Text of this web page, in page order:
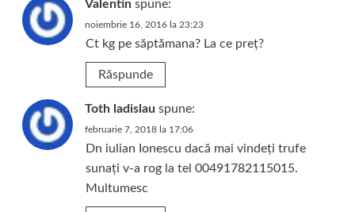
Valentin spune:
noiembrie 16, 2016 la 23:23
Ct kg pe săptămana? La ce preț?
Răspunde
Toth ladislau spune:
februarie 7, 2018 la 17:06
Dn iulian Ionescu dacă mai vindeți trufe
sunați v-a rog la tel 00491782115015.
Multumesc